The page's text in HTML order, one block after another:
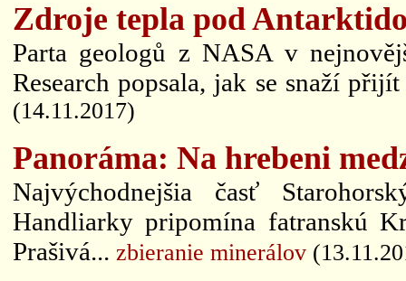
Zdroje tepla pod
Parta geologů z NASA v
Research popsala, jak se snaží
(14.11.2017)
Panoráma: Na hrebeni
Najvýchodnejšia časť
Handliarky pripomína fatranskú
Prašivá... zbieranie minerálov